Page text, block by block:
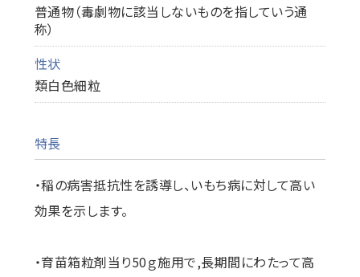
普通物（毒劇物に該当しないものを指していう通
称）
性状
類白色細粒
特長
・稲の病害抵抗性を誘導し、いもち病に対して高い
効果を示します。
・育苗箱粒剤当り50ｇ施用で,長期間にわたって高